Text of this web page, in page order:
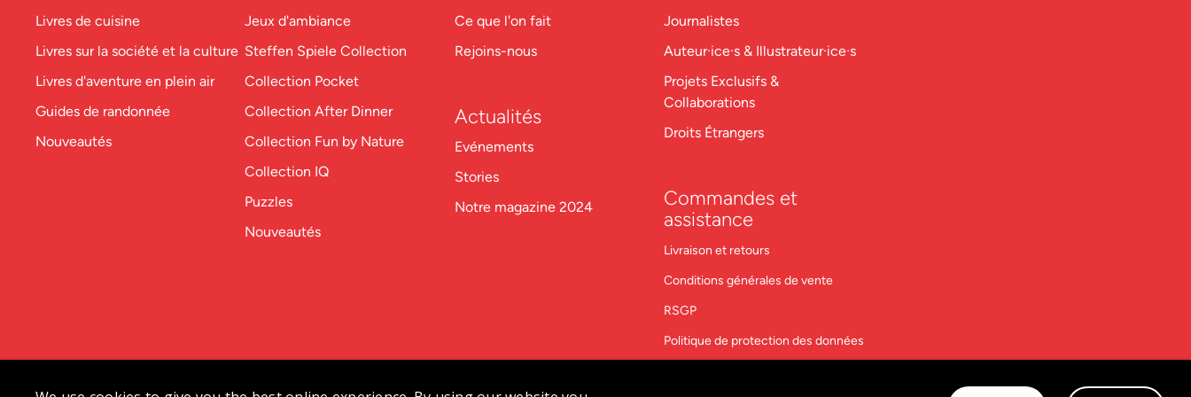
Livres de cuisine
Livres sur la société et la culture
Livres d'aventure en plein air
Guides de randonnée
Nouveautés
Jeux d'ambiance
Steffen Spiele Collection
Collection Pocket
Collection After Dinner
Collection Fun by Nature
Collection IQ
Puzzles
Nouveautés
Ce que l'on fait
Rejoins-nous
Actualités
Evénements
Stories
Notre magazine 2024
Journalistes
Auteur·ice·s & Illustrateur·ice·s
Projets Exclusifs &
Collaborations
Droits Étrangers
Commandes et
assistance
Livraison et retours
Conditions générales de vente
RSGP
Politique de protection des données